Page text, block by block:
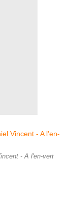
- A l'en-vert